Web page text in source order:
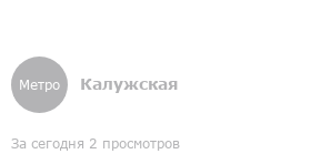
Метро Калужская
За сегодня 2 просмотров